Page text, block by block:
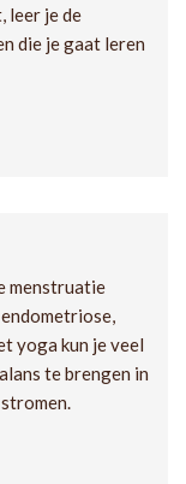
leer je de
die je gaat leren
menstruatie
yoga kun je veel
te brengen in